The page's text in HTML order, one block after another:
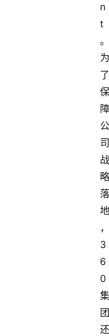
n
t
。
为
了
保
障
公
司
战
略
落
地
，
3
6
0
集
团
还